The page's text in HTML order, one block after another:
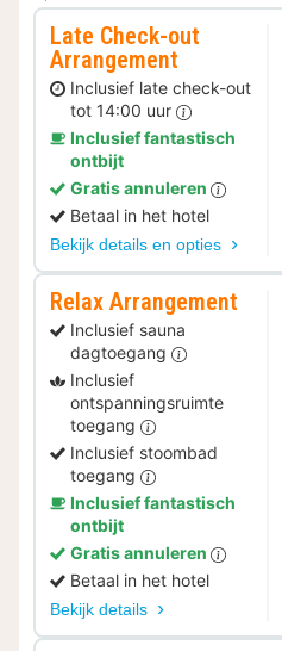
Late Check-out
Arrangement
Inclusief late check-out
tot 14:00 uur
Inclusief fantastisch
ontbijt
Gratis annuleren
Betaal in het hotel
Bekijk details en opties
Relax Arrangement
Inclusief sauna
dagtoegang
Inclusief
ontspanningsruimte
toegang
Inclusief stoombad
toegang
Inclusief fantastisch
ontbijt
Gratis annuleren
Betaal in het hotel
Bekijk details